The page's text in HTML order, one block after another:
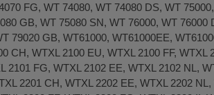
FG, WT 74080, WT 74080 DS, WT
GB, WT 75080 SN, WT 76000, WT
79020 GB, WT61000, WT61000EE,
CH, WTXL 2100 EU, WTXL 2100 FF, WTXL
2101 FG, WTXL 2102 EE, WTXL 2102 NL,
2201 CH, WTXL 2202 EE, WTXL 2202